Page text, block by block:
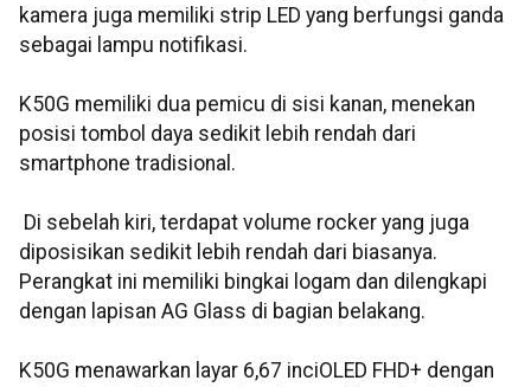
kamera juga memiliki strip LED yang berfungsi ganda
sebagai lampu notifikasi.
K50G memiliki dua pemicu di sisi kanan, menekan
posisi tombol daya sedikit lebih rendah dari
smartphone tradisional.
Di sebelah kiri, terdapat volume rocker yang juga
diposisikan sedikit lebih rendah dari biasanya.
Perangkat ini memiliki bingkai logam dan dilengkapi
dengan lapisan AG Glass di bagian belakang.
K50G menawarkan layar 6,67 inciOLED FHD+ dengan